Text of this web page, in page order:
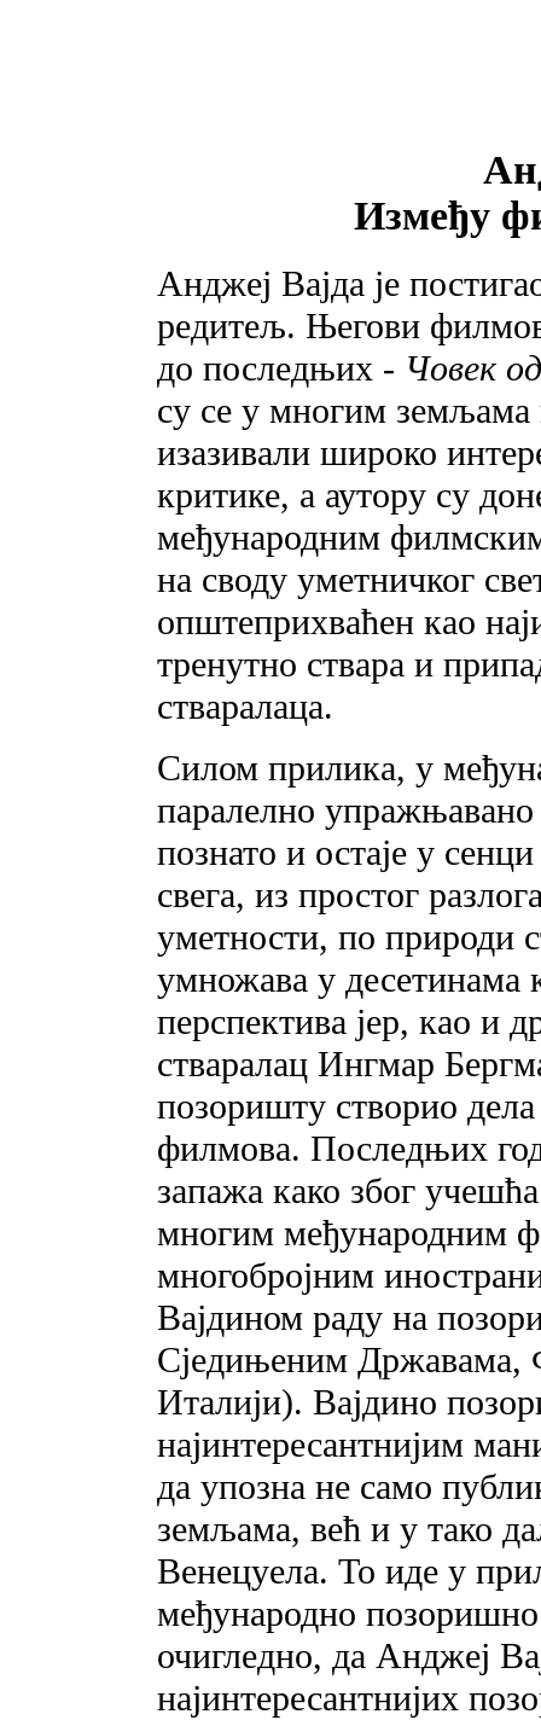
Између
Анджеј Вајда је
редитељ. Његови
до последњих - Човек
су се у многим
изазивали широко
критике, а аутору су
међународним
на своду уметничког
општеприхваћен као
тренутно ствара и
стваралаца.
Силом прилика, у
паралелно
познато и остаје у
свега, из простог
уметности, по природи
умножава у десетинама
перспектива јер, као и
стваралац Ингмар
позоришту створио
филмова. Последњих
запажа како због
многим међународним
многобројним
Вајдином раду на
Сједињеним Државама,
Италији). Вајдино
најинтересантнијим
да упозна не само
земљама, већ и у тако
Венецуела. То иде у
међународно
очигледно, да Анджеј
најинтересантнијих